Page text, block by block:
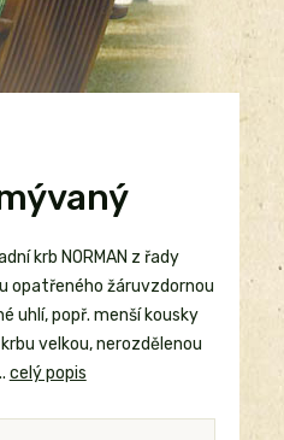
krb NORMAN z řady
opatřeného žáruvzdornou
uhlí, popř. menší kousky
velkou, nerozdělenou
celý popis